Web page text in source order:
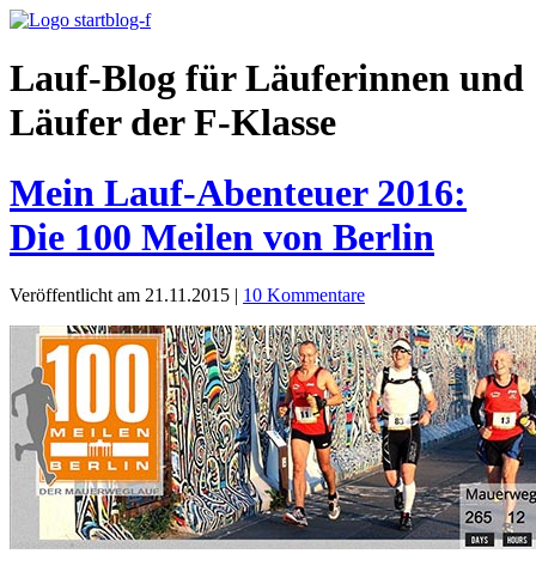
Lauf-Blog für Läuferinnen und
Läufer der F-Klasse
Mein Lauf-Abenteuer 2016:
Die 100 Meilen von Berlin
Veröffentlicht am 21.11.2015 | 10 Kommentare